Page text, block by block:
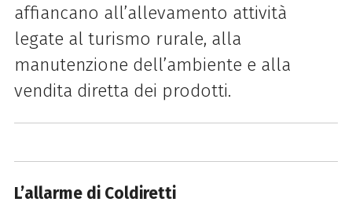
affiancano all’allevamento attività
legate al turismo rurale, alla
manutenzione dell’ambiente e alla
vendita diretta dei prodotti.
L’allarme di Coldiretti